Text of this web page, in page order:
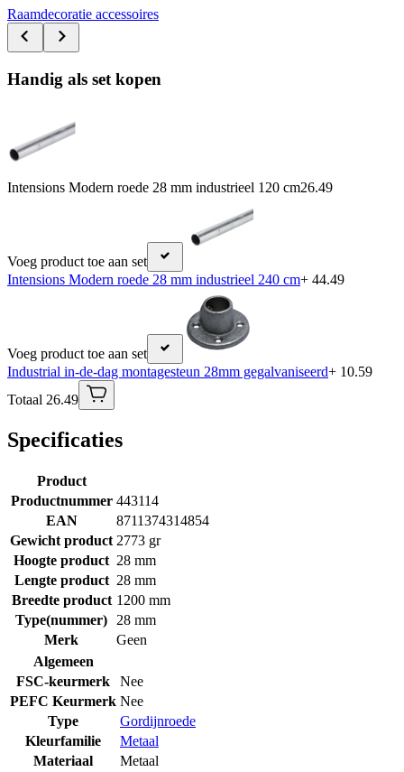
Raamdecoratie accessoires
Handig als set kopen
Intensions Modern roede 28 mm industrieel 120 cm26.49
Voeg product toe aan set
Intensions Modern roede 28 mm industrieel 240 cm+ 44.49
Voeg product toe aan set
Industrial in-de-dag montagesteun 28mm gegalvaniseerd+ 10.59
Totaal 26.49
Specificaties
Product
Productnummer 443114
EAN
8711374314854
Gewicht product 2773 gr
Hoogte product 28 mm
Lengte product 28 mm
Breedte product 1200 mm
Type(nummer)
28 mm
Merk
Geen
Algemeen
FSC-keurmerk
Nee
PEFC Keurmerk Nee
Type
Gordijnroede
Kleurfamilie
Metaal
Materiaal
Metaal